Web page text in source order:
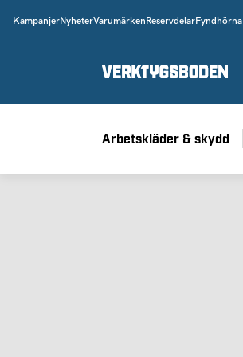
KampanjerNyheterVarumärken ReservdelarFyndhörna
Arbetskläder & skydd